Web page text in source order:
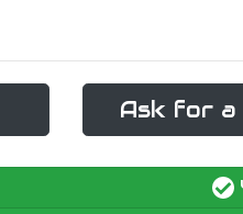
Ask for a